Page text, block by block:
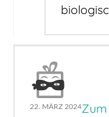
22. MÄRZ 2024